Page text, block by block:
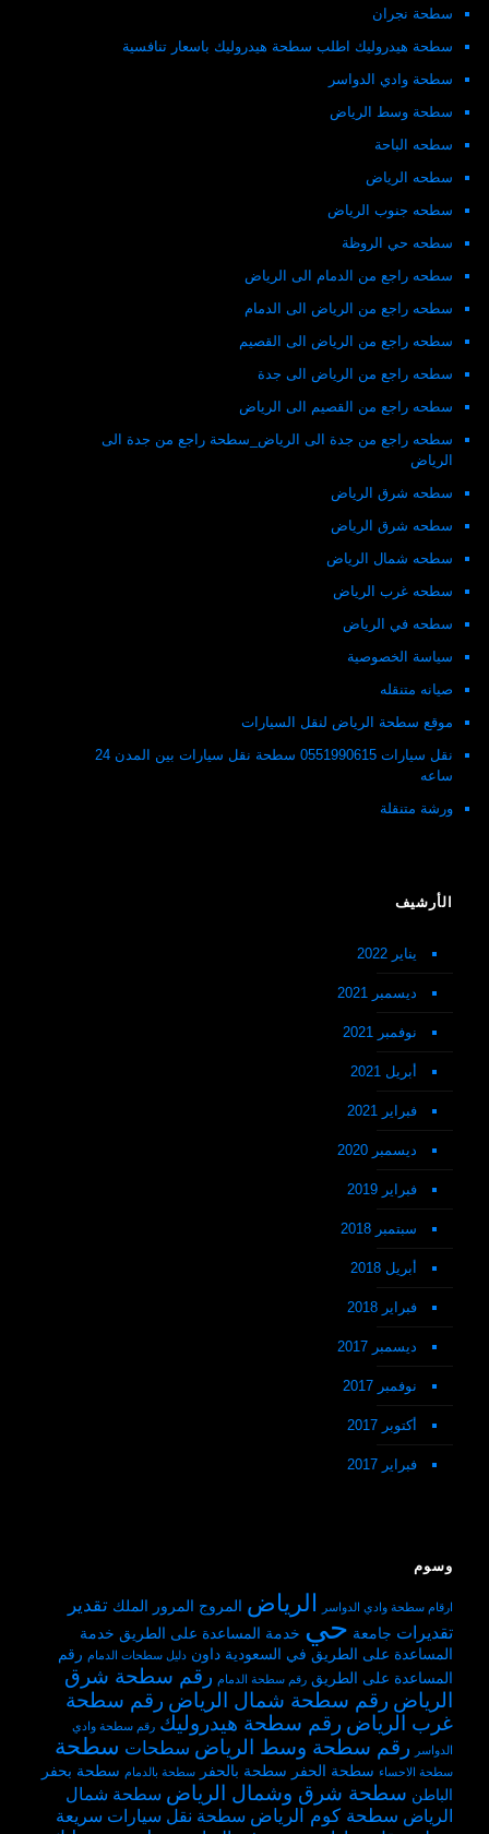
سطحة نجران
سطحة هيدروليك اطلب سطحة هيدروليك باسعار تنافسية
سطحة وادي الدواسر
سطحة وسط الرياض
سطحه الباحة
سطحه الرياض
سطحه جنوب الرياض
سطحه حي الروظة
سطحه راجع من الدمام الى الرياض
سطحه راجع من الرياض الى الدمام
سطحه راجع من الرياض الى القصيم
سطحه راجع من الرياض الى جدة
سطحه راجع من القصيم الى الرياض
سطحه راجع من جدة الى الرياض_سطحة راجع من جدة الى
الرياض
سطحه شرق الرياض
سطحه شرق الرياض
سطحه شمال الرياض
سطحه غرب الرياض
سطحه في الرياض
سياسة الخصوصية
صيانه متنقله
موقع سطحة الرياض لنقل السيارات
نقل سيارات 0551990615 سطحة نقل سيارات بين المدن 24
ساعه
ورشة متنقلة
الأرشيف
يناير 2022
ديسمبر 2021
نوفمبر 2021
أبريل 2021
فبراير 2021
ديسمبر 2020
فبراير 2019
سبتمبر 2018
أبريل 2018
فبراير 2018
ديسمبر 2017
نوفمبر 2017
أكتوبر 2017
فبراير 2017
وسوم
ارقام سطحة وادي الدواسر الرياض المروج المرور الملك تقدير
تقديرات جامعة حي خدمة المساعدة على الطريق خدمة
المساعدة على الطريق في السعودية داون دليل سطحات الدمام رقم
المساعدة على الطريق رقم سطحة الدمام رقم سطحة شرق
الرياض رقم سطحة شمال الرياض رقم سطحة
غرب الرياض رقم سطحة هيدروليك رقم سطحة وادي
الدواسر
رقم سطحة وسط الرياض سطحات سطحة
سطحة الاحساء سطحة الحفر سطحة بالحفر سطحة بالدمام سطحة بحفر
الباطن سطحة شرق وشمال الرياض سطحة شمال
الرياض سطحة كوم الرياض سطحة نقل سيارات سريعة